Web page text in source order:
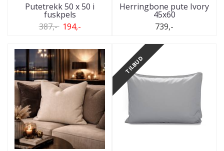
Putetrekk 50 x 50 i
fuskpels
387,- 194,-
Herringbone pute Ivory
45x60
739,-
TILBUD